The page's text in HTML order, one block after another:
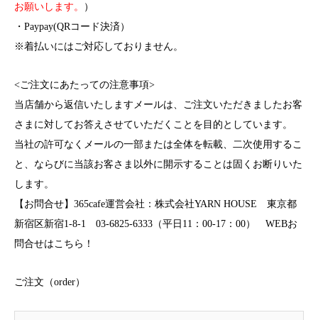
お願いします。
）
・Paypay(QRコード決済）
※着払いにはご対応しておりません。
<ご注文にあたっての注意事項>
当店舗から返信いたしますメールは、ご注文いただきましたお客
さまに対してお答えさせていただくことを目的としています。
当社の許可なくメールの一部または全体を転載、二次使用するこ
と、ならびに当該お客さま以外に開示することは固くお断りいた
します。
【お問合せ】365cafe運営会社： 株式会社YARN HOUSE 東京都
新宿区新宿1-8-1 03-6825-6333（平日11：00-17：00） WEBお
問合せはこちら！
ご注文（order）